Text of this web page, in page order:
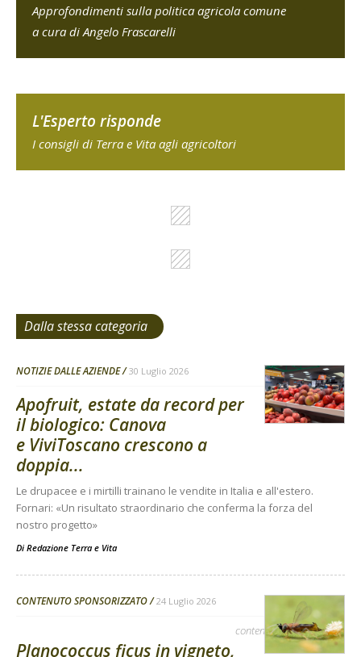
Approfondimenti sulla politica agricola comune
a cura di Angelo Frascarelli
L'Esperto risponde
I consigli di Terra e Vita agli agricoltori
Dalla stessa categoria
NOTIZIE DALLE AZIENDE 30 Luglio 2026
Apofruit, estate da record per
il biologico: Canova
e ViviToscano crescono a
doppia...
Le drupacee e i mirtilli trainano le vendite in Italia e all'estero.
Fornari: «Un risultato straordinario che conferma la forza del
nostro progetto»
Di Redazione Terra e Vita
CONTENUTO SPONSORIZZATO 24 Luglio 2026
contenuto sponsorizzato
Planococcus ficus in vigneto,